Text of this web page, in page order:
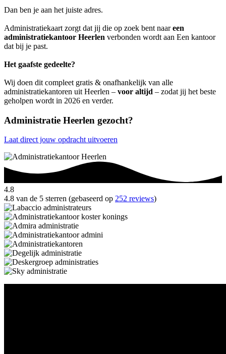
Dan ben je aan het juiste adres.
Administratiekaart zorgt dat jij die op zoek bent naareen
administratiekantoor Heerlen verbonden wordt aan Een kantoor
dat bij je past.
Het gaafste gedeelte?
Wij doen dit compleet gratis & onafhankelijk van alle
administratiekantoren uit Heerlen – voor altijd – zodat jij het beste
geholpen wordt in 2026 en verder.
Administratie Heerlen gezocht?
Laat direct jouw opdracht uitvoeren
4.8
4.8 van de 5 sterren (gebaseerd op 252 reviews)